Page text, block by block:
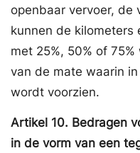
openbaar vervoer, de
kunnen de kilometers
met 25%, 50% of
van de mate waarin
wordt voorzien.
Artikel 10. Bedragen
in de vorm van een